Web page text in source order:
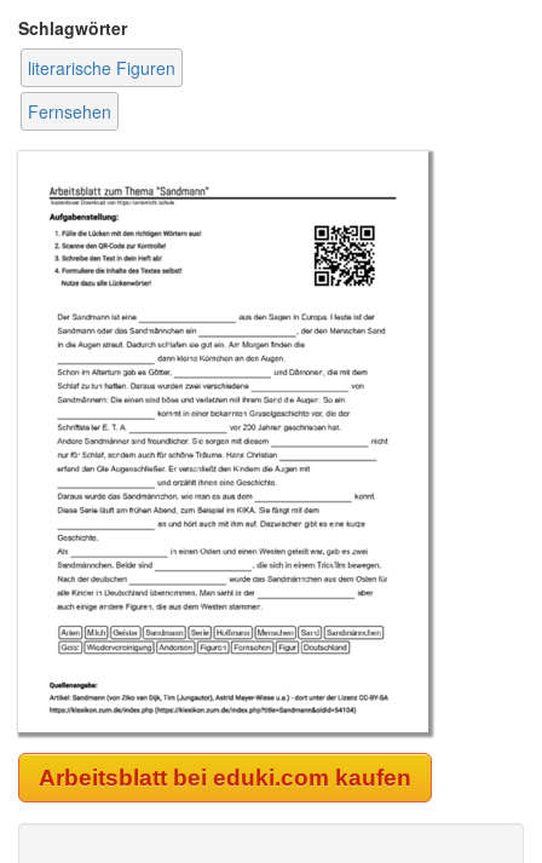
Schlagwörter
literarische Figuren
Fernsehen
Arbeitsblatt bei eduki.com kaufen